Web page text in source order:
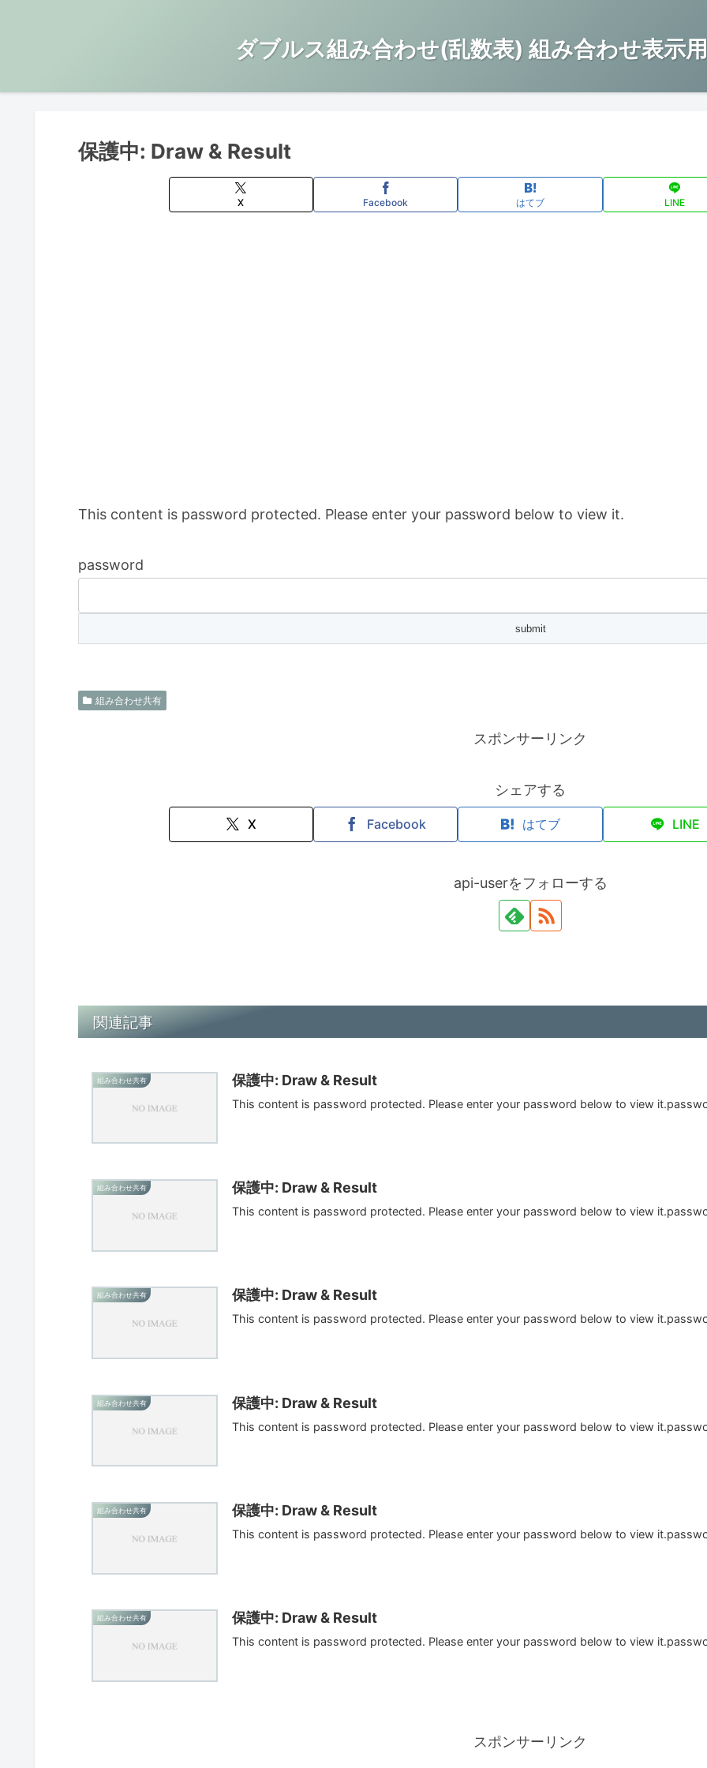
ダブルス組み合わせ(乱数表) 組み合わせ表示
保護中: Draw & Result
X Facebook はてブ LINE
This content is password protected. Please enter your password below to view it.
password
組み合わせ共有
スポンサーリンク
シェアする
X Facebook はてブ LINE
api-userをフォローする
関連記事
組み合わせ共有 保護中: Draw & Result
This content is password protected. Please enter your password below to view
組み合わせ共有 保護中: Draw & Result
This content is password protected. Please enter your password below to view
組み合わせ共有 保護中: Draw & Result
This content is password protected. Please enter your password below to view
組み合わせ共有 保護中: Draw & Result
This content is password protected. Please enter your password below to view
組み合わせ共有 保護中: Draw & Result
This content is password protected. Please enter your password below to view
組み合わせ共有 保護中: Draw & Result
This content is password protected. Please enter your password below to view
スポンサーリンク